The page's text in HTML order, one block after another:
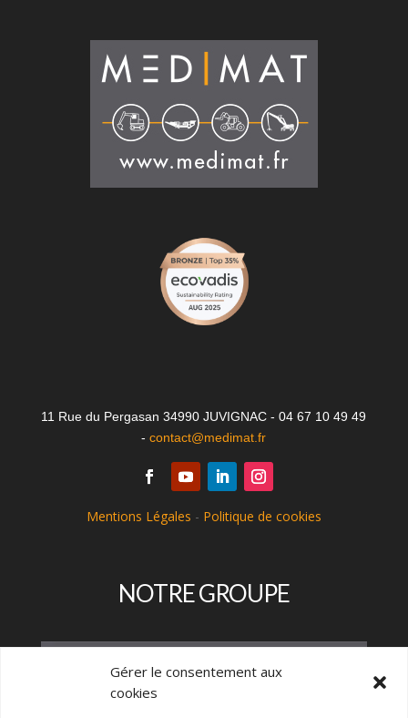
Gérer le consentement aux
cookies
11 Rue du Pergasan 34990 JUVIGNAC - 04 67 10 49 49
-contact@medimat.fr
Mentions Légales - Politique de cookies
NOTRE GROUPE